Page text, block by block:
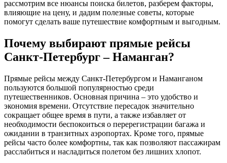
рассмотрим все нюансы поиска билетов, разберем факторы,
влияющие на цену, и дадим полезные советы, которые
помогут сделать ваше путешествие комфортным и выгодным.
Почему выбирают прямые рейсы
Санкт-Петербург – Наманган?
Прямые рейсы между Санкт-Петербургом и Наманганом
пользуются большой популярностью среди
путешественников. Основная причина – это удобство и
экономия времени. Отсутствие пересадок значительно
сокращает общее время в пути, а также избавляет от
необходимости беспокоиться о перерегистрации багажа и
ожидании в транзитных аэропортах. Кроме того, прямые
рейсы часто более комфортны, так как позволяют пассажирам
расслабиться и насладиться полетом без лишних хлопот.